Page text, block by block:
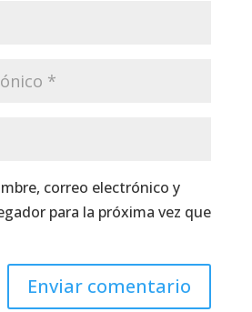
correo electrónico y
para la próxima vez que